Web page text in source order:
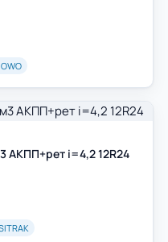
АКПП+рет i=4,2 12R24